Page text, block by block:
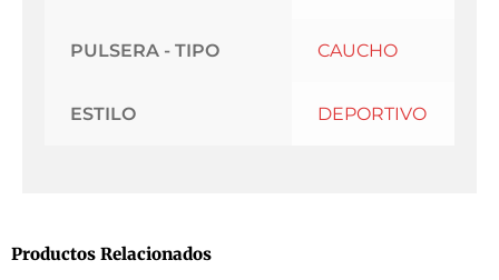
PULSERA - TIPO CAUCHO
ESTILO DEPORTIVO
Productos Relacionados